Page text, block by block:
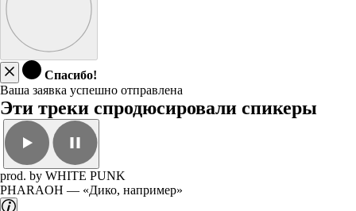
Спасибо!
Ваша заявка успешно отправлена
Эти треки спродюсировали спикеры
prod. by WHITE PUNK
PHARAOH — «Дико, например»